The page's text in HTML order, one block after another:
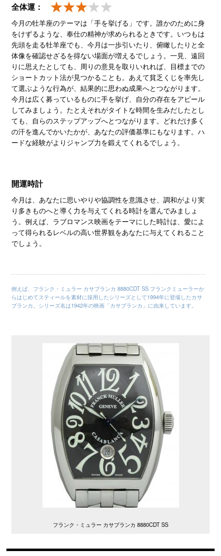
全体運：
今月の牡羊座のテーマは「手を挙げる」です。誰かのために身
をけずるような、奉仕の精神が求められるときです。いつもは
先頭を走る牡羊座でも、今月は一歩引いたり、俯瞰したりと全
体像を確認せざるを得ない場面が増えるでしょう。一見、遠回
りに思えたとしても、周りの意見を取りいれれば、目標までの
ショートカット法が見つかることも。あえて貧乏くじを率先し
て選ぶような行為が、結果的に思わぬ成果へとつながります。
今月は広く募っているものに手を挙げ、自分の存在をアピール
してみましょう。たとえそれがタイトな時間を生みだしたとし
ても、自らのステップアップへとつながります。どれだけ多く
の汗を進んでかいたかが、あなたの評価基準にもなります。ハ
ードな経験がよりジャンプ力を鍛えてくれるでしょう。
開運時計
今月は、あなたに思いやりや協調性を意識させ、調和がより実
り多きものへと導く力を与えてくれる時計を選んでみましょ
う。例えば、ラブロマンス映画をテーマにした時計は、愛によ
って得られるレベルの高い世界観をあなたに与えてくれること
でしょう。
例えば、フランク・ミュラー カサブランカ 8880CDT SS フランクミューラーか
らはじめてスティールを素材に採用したシリーズとして1994年に登場したカサ
ブランカ。シリーズ名は1942年の映画「カサブランカ」に由来しています。
フランク・ミュラー カサブランカ 8880CDT SS